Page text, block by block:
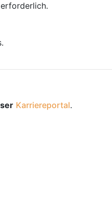
Karriereportal.